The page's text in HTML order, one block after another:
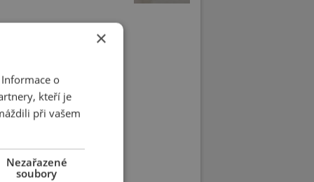
×
o
kteří je
při vašem
Nezařazené
soubory